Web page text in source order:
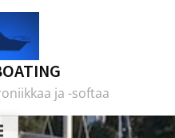
ja -softaa